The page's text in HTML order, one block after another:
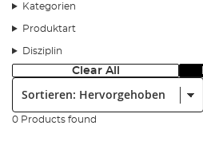
Kategorien
Produktart
Disziplin
Clear All
0 Products found